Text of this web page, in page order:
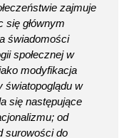
zajmuje
się głównym
świadomości
społecznej w
modyfikacja
światopoglądu w
się następujące
od
surowości do